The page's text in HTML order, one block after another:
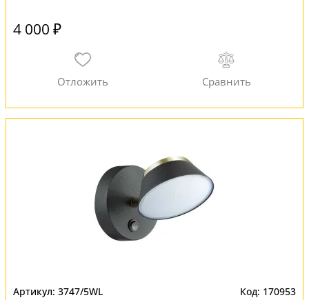
4 000 ₽
3747/5WL 170953